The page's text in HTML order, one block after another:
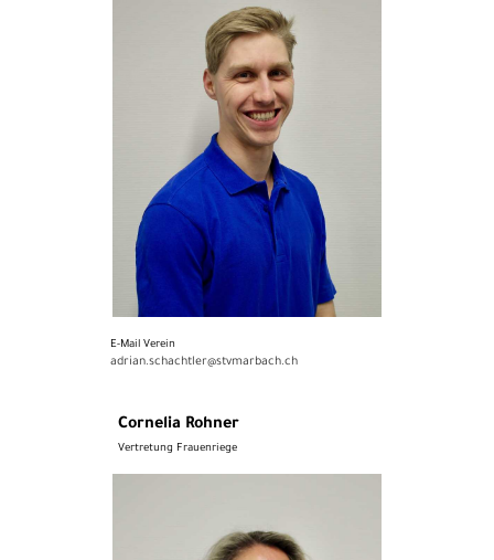
E-Mail Verein
adrian.schachtler@stvmarbach.ch
Cornelia Rohner
Vertretung Frauenriege